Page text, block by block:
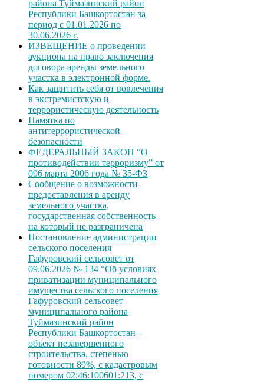
района Туймазинский район
Республики Башкортостан за
период с 01.01.2026 по
30.06.2026 г.
ИЗВЕЩЕНИЕ о проведении
аукциона на право заключения
договора аренды земельного
участка в электронной форме.
Как защитить себя от вовлечения
в экстремистскую и
террористическую деятельность
Памятка по
антитеррористической
безопасности
ФЕДЕРАЛЬНЫЙ ЗАКОН “О
противодействии терроризму” от
096 марта 2006 года № 35-ФЗ
Сообщение о возможности
предоставления в аренду
земельного участка,
государственная собственность
на который не разграничена
Постановление администрации
сельского поселения
Гафуровский сельсовет от
09.06.2026 № 134 “Об условиях
приватизации муниципального
имущества сельского поселения
Гафуровский сельсовет
муниципального района
Туймазинский район
Республики Башкортостан –
объект незавершенного
строительства, степенью
готовности 89%, с кадастровым
номером 02:46:100601:213, с